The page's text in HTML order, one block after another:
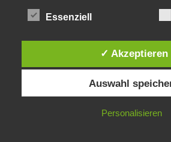
bar).
20.00-00.00 Uhr, Sust 1840,
Brass Band Posaunenchor
20.00 Uhr, ref. Kirche Oberrieden
Essenziell
✓ Akzeptieren
Auswahl
Personalisieren